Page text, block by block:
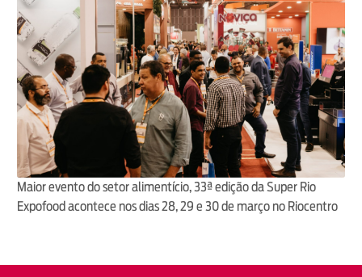
Maior evento do setor alimentício, 33ª edição da Super Rio
Expofood acontece nos dias 28, 29 e 30 de março no Riocentro